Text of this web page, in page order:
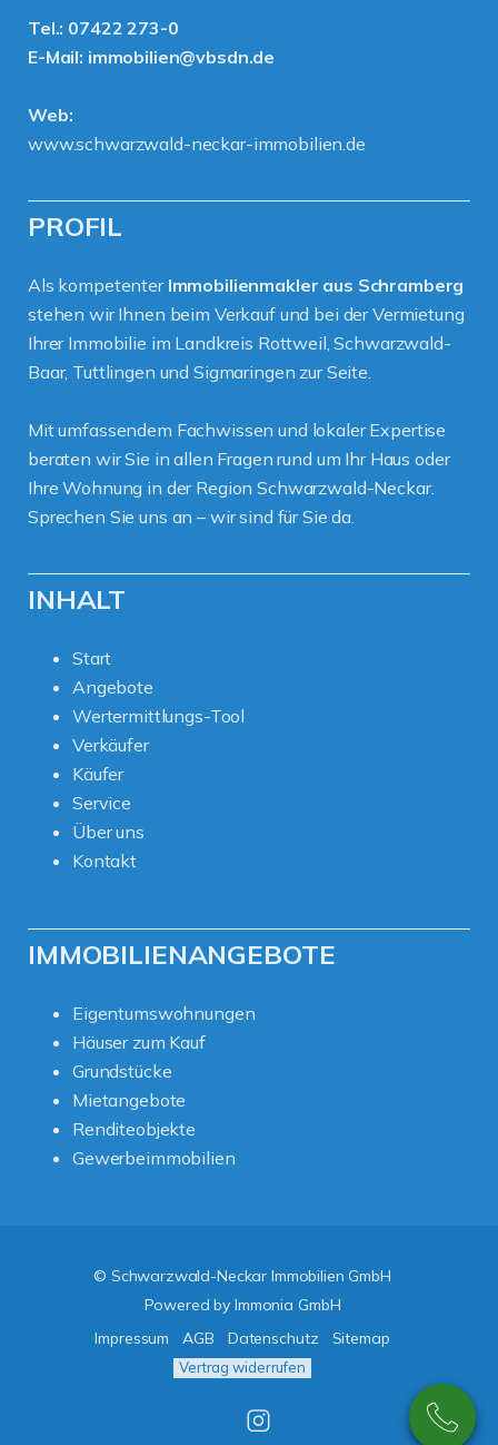
Tel.: 07422 273-0
E-Mail: immobilien@vbsdn.de
Web:
www.schwarzwald-neckar-immobilien.de
PROFIL
Als kompetenter Immobilienmakler aus Schramberg
stehen wir Ihnen beim Verkauf und bei der Vermietung
Ihrer Immobilie im Landkreis Rottweil, Schwarzwald-
Baar, Tuttlingen und Sigmaringen zur Seite.
Mit umfassendem Fachwissen und lokaler Expertise
beraten wir Sie in allen Fragen rund um Ihr Haus oder
Ihre Wohnung in der Region Schwarzwald-Neckar.
Sprechen Sie uns an – wir sind für Sie da.
INHALT
Start
Angebote
Wertermittlungs-Tool
Verkäufer
Käufer
Service
Über uns
Kontakt
IMMOBILIENANGEBOTE
Eigentumswohnungen
Häuser zum Kauf
Grundstücke
Mietangebote
Renditeobjekte
Gewerbeimmobilien
© Schwarzwald-Neckar Immobilien GmbH
Powered by Immonia GmbH
Impressum
AGB Datenschutz Sitemap
Vertrag widerrufen